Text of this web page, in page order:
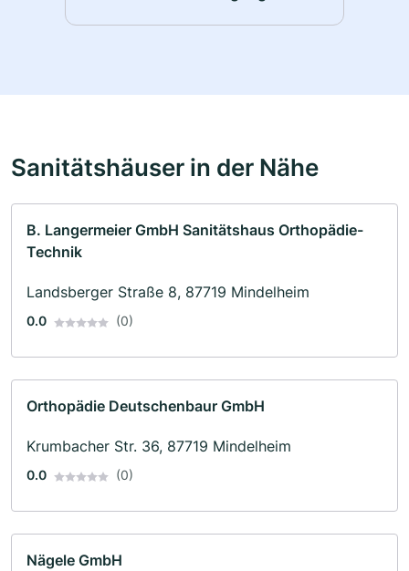
Sanitätshäuser in der Nähe
B. Langermeier GmbH Sanitätshaus Orthopädie-
Technik
Landsberger Straße 8, 87719 Mindelheim
0.0 (0)
Orthopädie Deutschenbaur GmbH
Krumbacher Str. 36, 87719 Mindelheim
0.0 (0)
Nägele GmbH